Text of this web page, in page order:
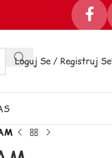
Loguj Se / Registruj Se